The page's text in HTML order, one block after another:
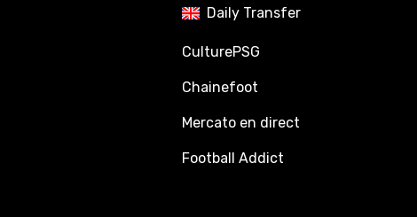
Daily Transfer
CulturePSG
Chainefoot
Mercato en direct
Football Addict